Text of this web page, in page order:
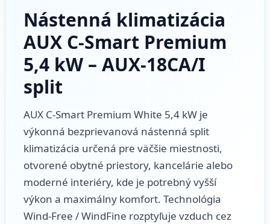
Nástenná klimatizácia
AUX C-Smart Premium
5,4 kW – AUX-18CA/I
split
AUX C-Smart Premium White 5,4 kW je
výkonná bezprievanová nástenná split
klimatizácia určená pre väčšie miestnosti,
otvorené obytné priestory, kancelárie alebo
moderné interiéry, kde je potrebný vyšší
výkon a maximálny komfort. Technológia
Wind-Free / WindFine rozptyľuje vzduch cez